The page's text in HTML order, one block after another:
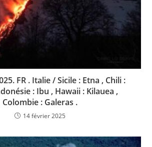
FR . Italie / Sicile : Etna , Chili :
: Ibu , Hawaii : Kilauea ,
Colombie : Galeras .
14 février 2025